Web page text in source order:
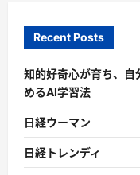
Recent Posts
知的好奇心が育ち、自
めるAI学習法
日経ウーマン
日経トレンディ